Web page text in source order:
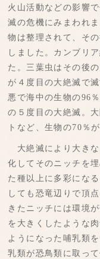
火山活動などの影響
滅の危機にみまわれ
物は整理されて、そ
しました。カンブリ
た。三葉虫はその後
が４度目の大絶滅で
悪で海中の生物の96
の５度目の大絶滅。
トなど、生物の70％
大絶滅により大きな
化してそのニッチを
た種以上に多彩にな
しても恐竜辺りで頂
きたニッチには環境
を大きくしたような
ようになった哺乳類
乳類が恐鳥類に取っ